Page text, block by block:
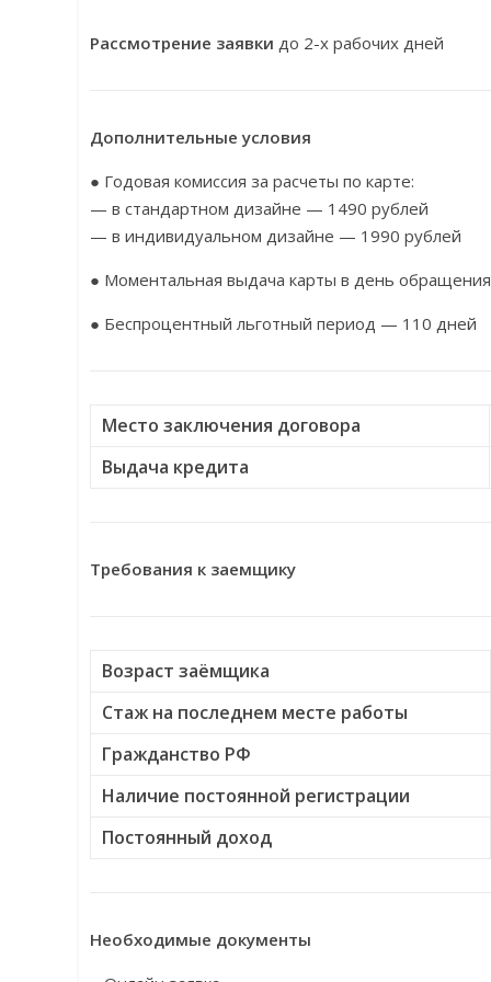
Рассмотрение заявки до 2-х рабочих дней
Дополнительные условия
● Годовая комиссия за расчеты по карте:
— в стандартном дизайне — 1490 рублей
— в индивидуальном дизайне — 1990 рублей
● Моментальная выдача карты в день
● Беспроцентный льготный период — 110 дней
Место заключения договора
Выдача кредита
Требования к заемщику
Возраст заёмщика
Стаж на последнем месте работы
Гражданство РФ
Наличие постоянной регистрации
Постоянный доход
Необходимые документы